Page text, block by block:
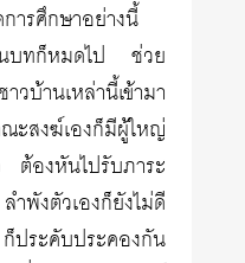
ารศึกษาอย่างนี้
บทก็หมดไป ช่วย
วบ้านเหล่านี้เข้ามา
ะสงฆ์เองก็มีผู้ใหญ่
ต้องหันไปรับภาระ
พังตัวเองก็ยังไม่ดี
ะคับประคองกัน